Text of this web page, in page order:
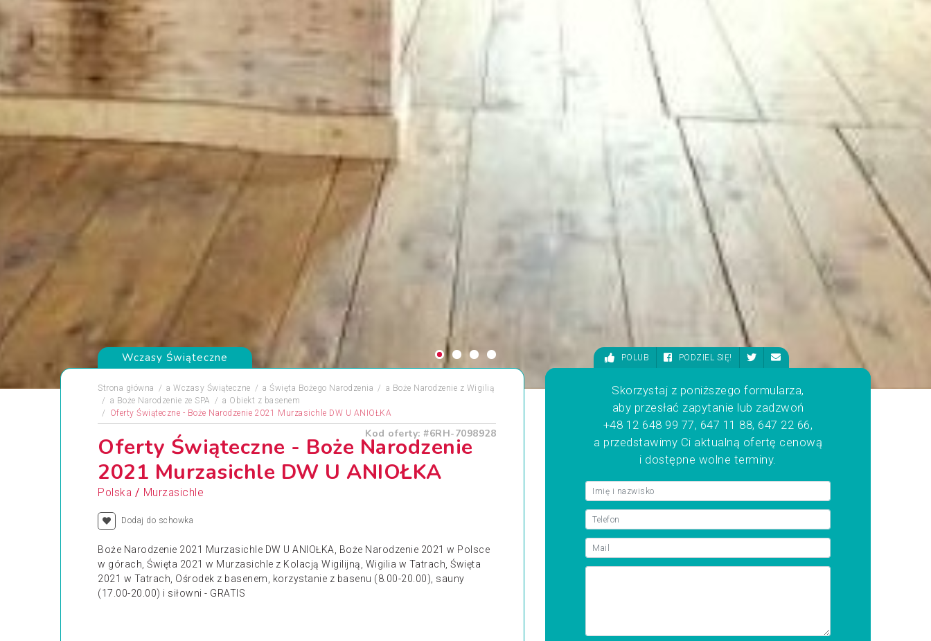
Wczasy Świąteczne
Strona główna a Wczasy Świąteczne a Święta Bożego Narodzenia a Boże Narodzenie z Wigilią
a Boże Narodzenie ze SPA a Obiekt z basenem
Oferty Świąteczne - Boże Narodzenie 2021 Murzasichle DW U ANIOŁKA
Kod oferty: #6RH-7098928
Oferty Świąteczne - Boże Narodzenie
2021 Murzasichle DW U ANIOŁKA
Polska / Murzasichle
Dodaj do schowka
Boże Narodzenie 2021 Murzasichle DW U ANIOŁKA, Boże Narodzenie 2021 w Polsce
w górach, Święta 2021 w Murzasichle z Kolacją Wigilijną, Wigilia w Tatrach, Święta
2021 w Tatrach, Ośrodek z basenem, korzystanie z basenu (8.00-20.00), sauny
(17.00-20.00) i siłowni - GRATIS
POLUB PODZIEL SIĘ!
Skorzystaj z poniższego formularza,
aby przesłać zapytanie lub zadzwoń
+48 12 648 99 77, 647 11 88, 647 22 66,
a przedstawimy Ci aktualną ofertę cenową
i dostępne wolne terminy.